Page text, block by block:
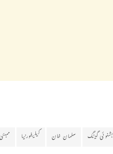
بشنوئی گینگ سلمان خان کیلیفورنیا